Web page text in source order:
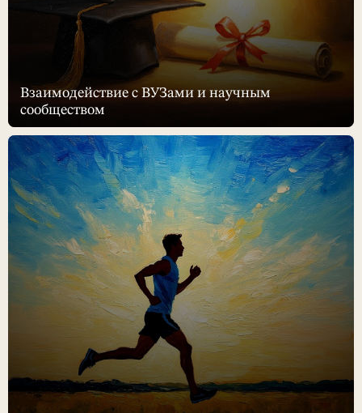
Взаимодействие с ВУЗами и научным
сообществом